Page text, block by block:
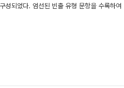
성되었다. 엄선된 빈출 유형 문항을 수록하여